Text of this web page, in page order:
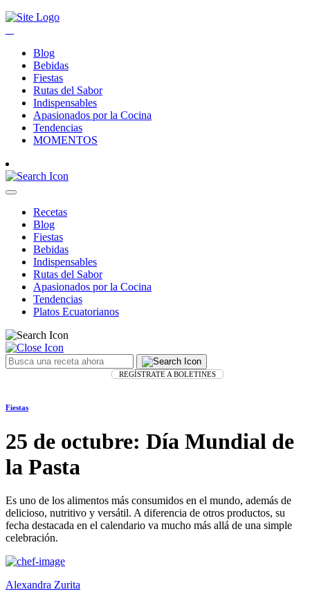
Blog
Bebidas
Fiestas
Rutas del Sabor
Indispensables
Apasionados por la Cocina
Tendencias
MOMENTOS
Recetas
Blog
Fiestas
Bebidas
Indispensables
Rutas del Sabor
Apasionados por la Cocina
Tendencias
Platos Ecuatorianos
REGÍSTRATE A BOLETINES
Fiestas
25 de octubre: Día Mundial de
la Pasta
Es uno de los alimentos más consumidos en el mundo, además de
delicioso, nutritivo y versátil. A diferencia de otros productos, su
fecha destacada en el calendario va mucho más allá de una simple
celebración.
Alexandra Zurita